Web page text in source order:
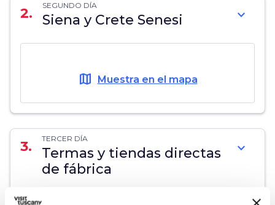
2. SEGUNDO DÍA
Siena y Crete Senesi expand_more
map Muestra en el mapa
3. TERCER DÍA
Termas y tiendas directas
de fábrica
expand_more